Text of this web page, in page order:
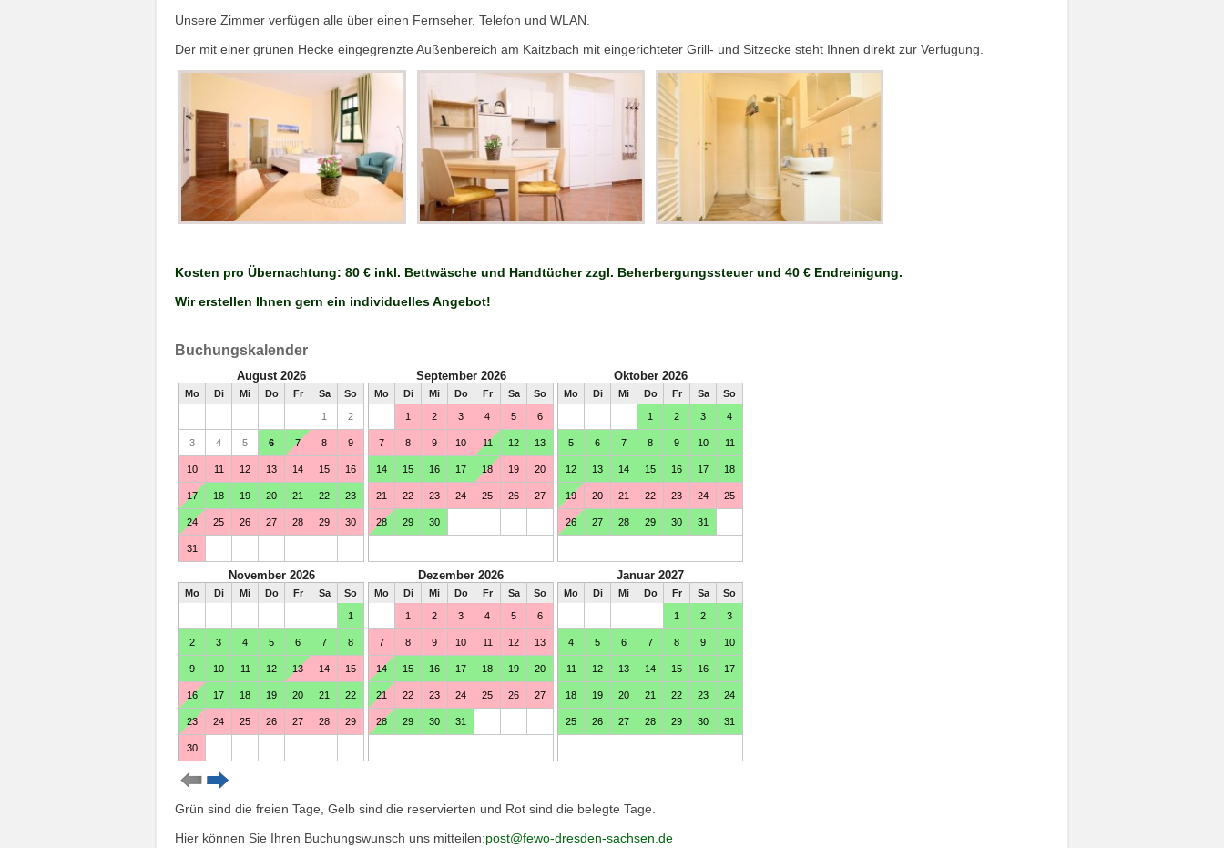
Unsere Zimmer verfügen alle über einen Fernseher, Telefon und WLAN.
Der mit einer grünen Hecke eingegrenzte Außenbereich am Kaitzbach mit eingerichteter Grill- und Sitzecke steht Ihnen direkt zur Verfügung.
Kosten pro Übernachtung: 80 € inkl. Bettwäsche und Handtücher zzgl. Beherbergungssteuer und 40 € Endreinigung.
Wir erstellen Ihnen gern ein individuelles Angebot!
Buchungskalender
Grün sind die freien Tage, Gelb sind die reservierten und Rot sind die belegte Tage.
Hier können Sie Ihren Buchungswunsch uns mitteilen:post@fewo-dresden-sachsen.de